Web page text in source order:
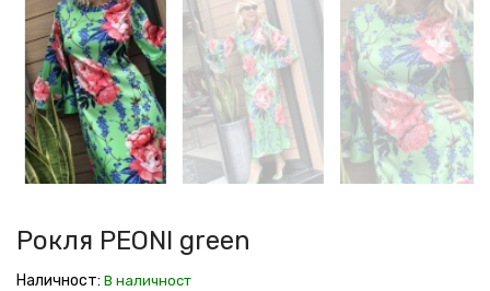
PEONI
green
PEONI
green
PEONI
green
PEONI
green
PEONI
green
PEONI
green
Рокля PEONI green
Наличност: В наличност